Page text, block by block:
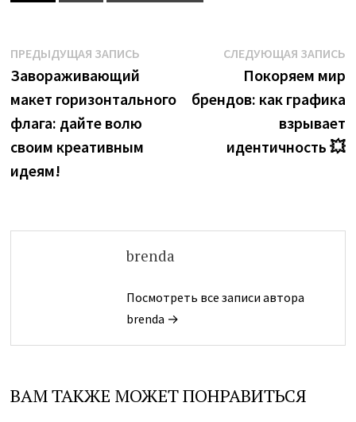
Навигация
по
записям
ПРЕДЫДУЩАЯ ЗАПИСЬ
Завораживающий
макет горизонтального
флага: дайте волю
своим креативным
идеям!
СЛЕДУЮЩАЯ ЗАПИСЬ
Покоряем мир
брендов: как графика
взрывает
идентичность 💥
brenda
Посмотреть все записи автора
brenda →
ВАМ ТАКЖЕ МОЖЕТ ПОНРАВИТЬСЯ